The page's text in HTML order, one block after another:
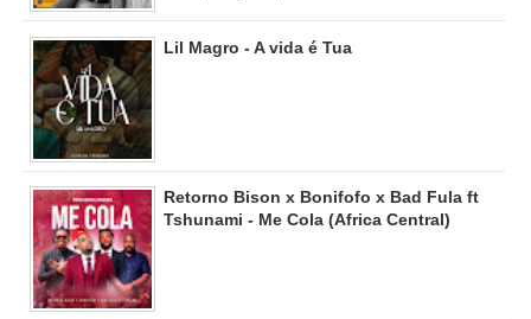
Lil Magro - A vida é Tua
Retorno Bison x Bonifofo x Bad Fula ft
Tshunami - Me Cola (Africa Central)